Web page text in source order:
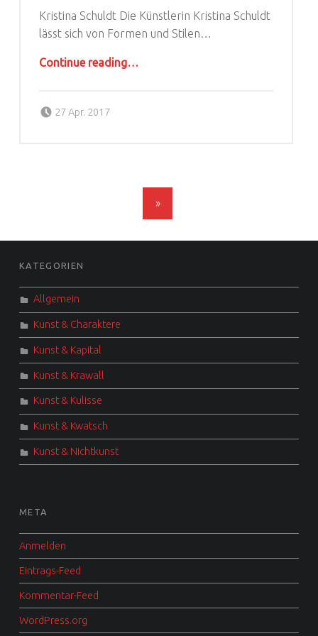
Kristina Schuldt Die Künstlerin Kristina Schuldt
lässt sich von Formen und Stilen…
Continue reading…
27 Apr. 2017
»
FOOTER SIDEBAR
KATEGORIEN
Allgemein
Kunst & Charaktere
Kunst & Kapital
Kunst & Krawall
Kunst & Kulisse
Kunst & Kwatsch
Kunst & Nichtkunst
META
Anmelden
Eintrags-Feed
Kommentar-Feed
WordPress.org